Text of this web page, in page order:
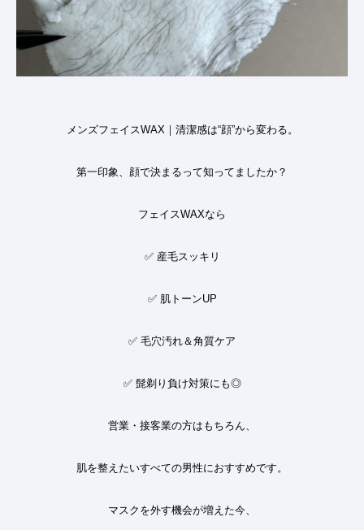
メンズフェイスWAX ｜清潔感は“顔”から変わる。
第一印象、顔で決まるって知ってましたか？
フェイスWAXなら
✅ 産毛スッキリ
✅ 肌トーンUP
✅ 毛穴汚れ＆角質ケア
✅ 髭剃り負け対策にも◎
営業・接客業の方はもちろん、
肌を整えたいすべての男性におすすめです。
マスクを外す機会が増えた今、